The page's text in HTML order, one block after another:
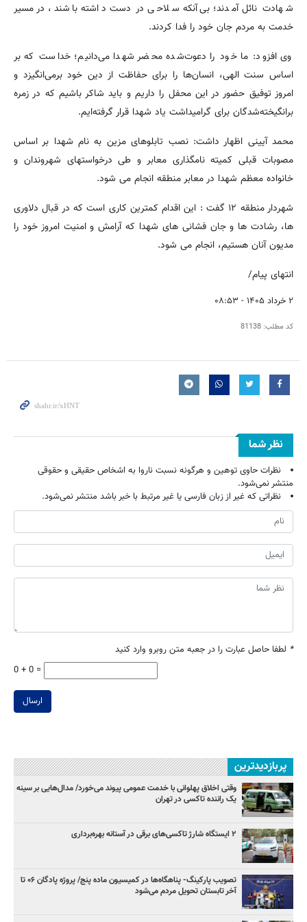
شهادت نائل آمدند؛ بی‌آنکه سلاحی در دست داشته باشند، در مسیر
خدمت به مردم جان خود را فدا کردند.
وی افزود: ما خود را دعوت‌شده محضر شهدا می‌دانیم؛ خداست که بر
اساس سنت الهی، انسان‌ها را برای حفاظت از دین خود برمی‌انگیزد و
امروز توفیق حضور در این محفل را داریم و باید شاکر باشیم که در زمره
برانگیخته‌شدگان برای گرامیداشت یاد شهدا قرار گرفته‌ایم.
محمد آیینی اظهار داشت: نصب تابلوهای مزین به نام شهدا بر اساس
مصوبات قبلی کمیته نامگذاری معابر و طی درخواستهای شهروندان و
خانواده معظم شهدا در معابر منطقه انجام می شود.
شهردار منطقه ۱۲ گفت : این اقدام کمترین کاری است که در قبال دلاوری
ها، رشادت ها و جان فشانی های شهدا که آرامش و امنیت امروز خود را
مدیون آنان هستیم، انجام می شود.
انتهای پیام/
۲ خرداد ۱۴۰۵ - ۰۸:۵۳
کد مطلب: 81138
نظر شما
نظرات حاوی توهین و هرگونه نسبت ناروا به اشخاص حقیقی و حقوقی
منتشر نمی‌شود.
نظراتی که غیر از زبان فارسی یا غیر مرتبط با خبر باشد منتشر نمی‌شود.
* لطفا حاصل عبارت را در جعبه متن روبرو وارد کنید
0 + 0 =
ارسال
پربازدیدترین
وقتی اخلاق پهلوانی با خدمت عمومی پیوند می‌خورد/ مدال‌هایی بر سینه
یک راننده تاکسی در تهران
۲ ایستگاه شارژ تاکسی‌های برقی در آستانه بهره‌برداری
تصویب پارکینگ- پناهگاه‌ها در کمیسیون ماده پنج/ پروژه پادگان ۰۶ تا
آخر تابستان تحویل مردم می‌شود